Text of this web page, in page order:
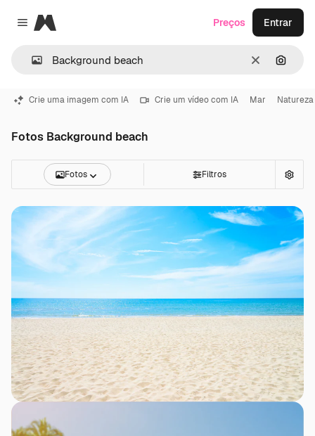
Close menu
Magnific
Limpar
Preços Entrar
Crie uma imagem com IA Crie um vídeo com IA Mar Natureza
Fotos Background beach
Fotos Filtros